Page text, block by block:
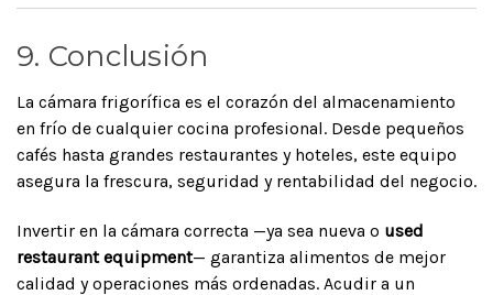
9. Conclusión
La cámara frigorífica es el corazón del almacenamiento
en frío de cualquier cocina profesional. Desde pequeños
cafés hasta grandes restaurantes y hoteles, este equipo
asegura la frescura, seguridad y rentabilidad del negocio.
Invertir en la cámara correcta —ya sea nueva o used
restaurant equipment— garantiza alimentos de mejor
calidad y operaciones más ordenadas. Acudir a un